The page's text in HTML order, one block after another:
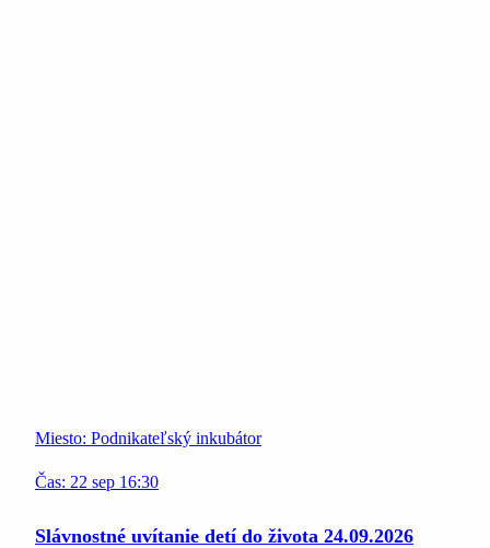
Miesto: Podnikateľský inkubátor
Čas: 22 sep 16:30
Slávnostné uvítanie detí do života 24.09.2026